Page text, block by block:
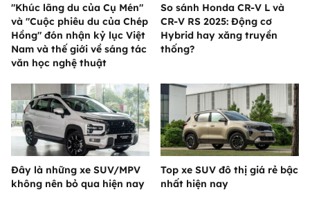
"Khúc lãng du của Cụ Mén"
và "Cuộc phiêu du của Chép
Hồng" đón nhận kỷ lục Việt
Nam và thế giới về sáng tác
văn học nghệ thuật
So sánh Honda CR-V L và
CR-V RS 2025: Động cơ
Hybrid hay xăng truyền
thống?
Đây là những xe SUV/MPV
không nên bỏ qua hiện nay
Top xe SUV đô thị giá rẻ bậc
nhất hiện nay